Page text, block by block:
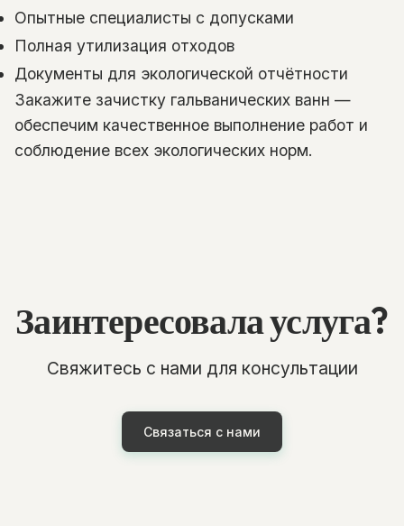
Опытные специалисты с допусками
Полная утилизация отходов
Документы для экологической отчётности
Закажите зачистку гальванических ванн —
обеспечим качественное выполнение работ и
соблюдение всех экологических норм.
Заинтересовала услуга?
Свяжитесь с нами для консультации
Связаться с нами